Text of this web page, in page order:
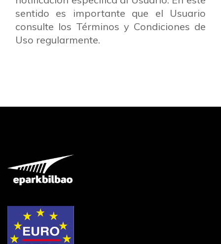
sentido es importante que el Usuario
consulte los Términos y Condiciones de
Uso regularmente.